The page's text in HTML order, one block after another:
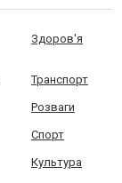
Здоров'я
Транспорт
Розваги
Спорт
Культура